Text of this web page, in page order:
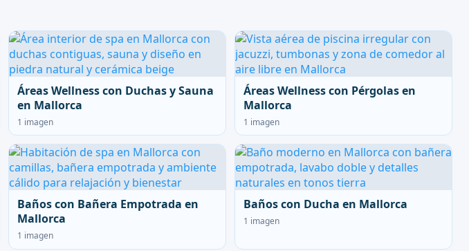
Áreas Wellness con Duchas y Sauna
en Mallorca
1 imagen
Áreas Wellness con Pérgolas en
Mallorca
1 imagen
Baños con Bañera Empotrada en
Mallorca
1 imagen
Baños con Ducha en Mallorca
1 imagen